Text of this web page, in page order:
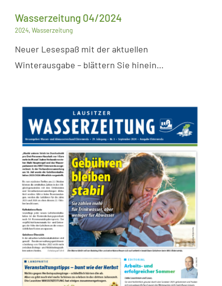
Wasserzeitung 04/2024
2024,Wasserzeitung
Neuer Lesespaß mit der aktuellen
Winterausgabe – blättern Sie hinein…